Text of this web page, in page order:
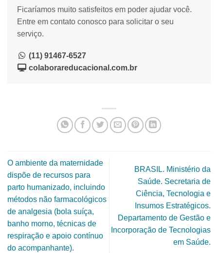
Ficaríamos muito satisfeitos em poder ajudar você.
Entre em contato conosco para solicitar o seu
serviço.
(11) 91467-6527
colaborareducacional.com.br
O ambiente da maternidade
dispõe de recursos para
parto humanizado, incluindo
métodos não farmacológicos
de analgesia (bola suíça,
banho morno, técnicas de
respiração e apoio contínuo
do acompanhante).
BRASIL. Ministério da
Saúde. Secretaria de
Ciência, Tecnologia e
Insumos Estratégicos.
Departamento de Gestão e
Incorporação de Tecnologias
em Saúde.